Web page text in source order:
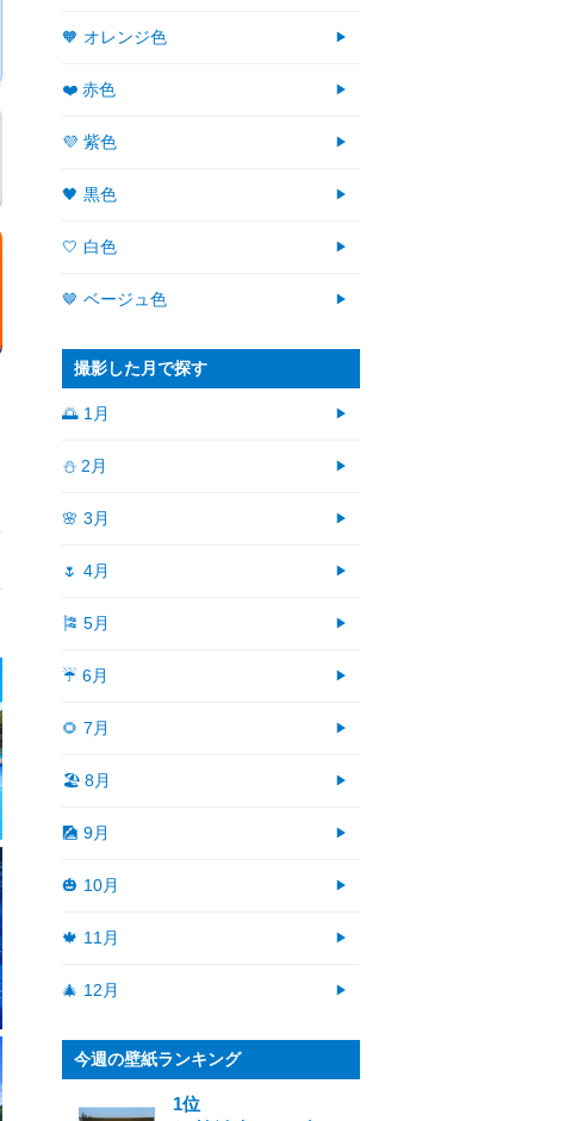
🧡 オレンジ色
❤️ 赤色
💜 紫色
🖤 黒色
🤍 白色
🤎 ベージュ色
撮影した月で探す
🌅 1月
⛄ 2月
🌸 3月
🌷 4月
🎏 5月
☔ 6月
🌻 7月
🏖 8月
🎑 9月
🎃 10月
🍁 11月
🎄 12月
今週の壁紙ランキング
1位